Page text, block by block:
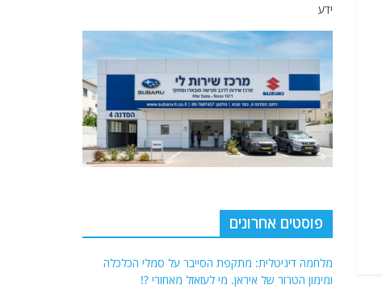
ידע
פוסטים אחרונים
מלחמה דיגיטלית: מתקפת הסייבר על סמלי הכלכלה
ומימון הטרור של איראן. מי לעזאזל מאחורי ?!